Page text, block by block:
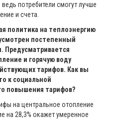
потребители смогут лучше
и счета.
политика на теплоэнергию
постепенный
Предусматривается
и горячую воду
тарифов. Как вы
к социальной
повышения тарифов?
на центральное отопление
на 28,3% окажет умеренное